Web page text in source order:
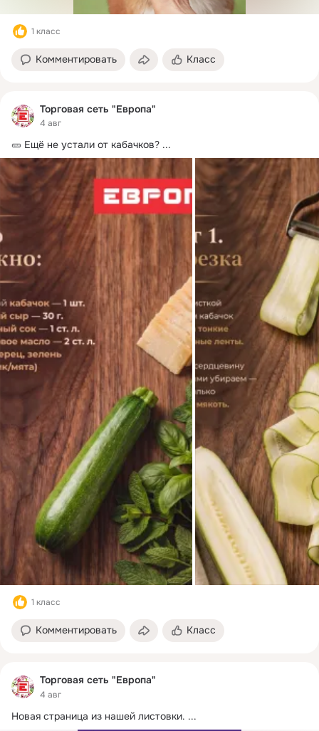
1 класс
Комментировать Класс
Торговая сеть "Европа"
4 авг
🥒 Ещё не устали от кабачков? ...
1 класс
Комментировать Класс
Торговая сеть "Европа"
4 авг
Новая страница из нашей листовки. ...